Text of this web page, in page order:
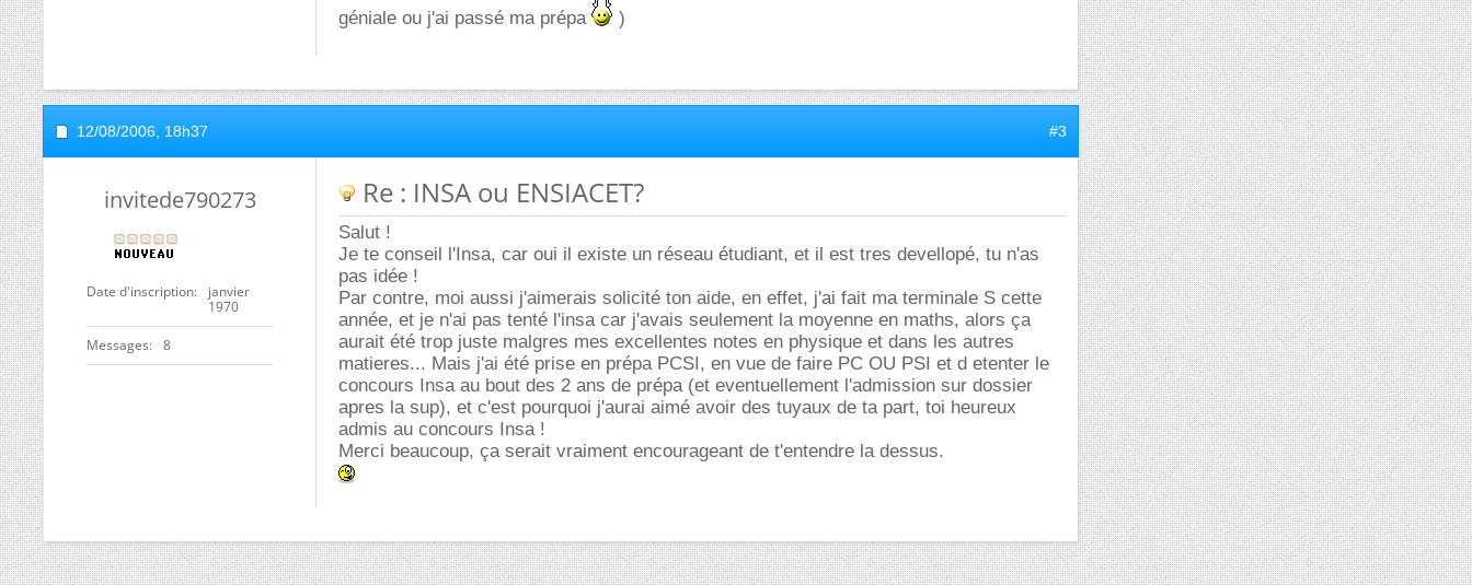
géniale ou j'ai passé ma prépa
)
12/08/2006, 18h37 #3
invitede790273
Date d'inscription
janvier
1970
Messages 8
Re : INSA ou ENSIACET?
Salut !
Je te conseil l'Insa, car oui il existe un réseau étudiant, et il est tres devellopé, tu n'as
pas idée !
Par contre, moi aussi j'aimerais solicité ton aide, en effet, j'ai fait ma terminale S cette
année, et je n'ai pas tenté l'insa car j'avais seulement la moyenne en maths, alors ça
aurait été trop juste malgres mes excellentes notes en physique et dans les autres
matieres... Mais j'ai été prise en prépa PCSI, en vue de faire PC OU PSI et d etenter le
concours Insa au bout des 2 ans de prépa (et eventuellement l'admission sur dossier
apres la sup), et c'est pourquoi j'aurai aimé avoir des tuyaux de ta part, toi heureux
admis au concours Insa !
Merci beaucoup, ça serait vraiment encourageant de t'entendre la dessus.